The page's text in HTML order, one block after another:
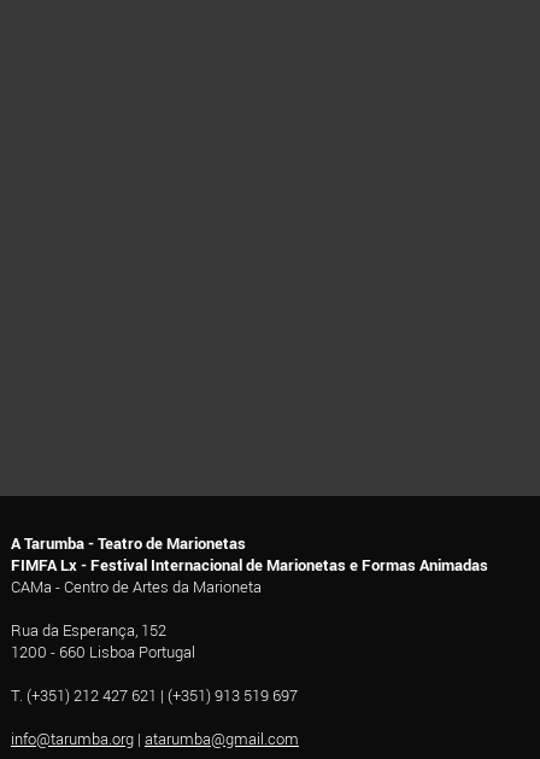
A Tarumba - Teatro de Marionetas
FIMFA Lx - Festival Internacional de Marionetas e Formas Animadas
CAMa - Centro de Artes da Marioneta
Rua da Esperança, 152
1200 - 660 Lisboa Portugal
T. (+351) 212 427 621 | (+351) 913 519 697
info@tarumba.org| atarumba@gmail.com